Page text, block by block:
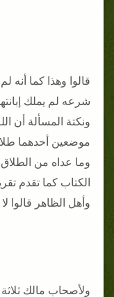
قالوا وهذا كما أنه
شرعه لم يملك
ونكتة المسألة أن
موضعين أحدهما طلاق
وما عداه من
الكتاب كما تقدم
وأهل الظاهر قالوا
ولأصحاب مالك